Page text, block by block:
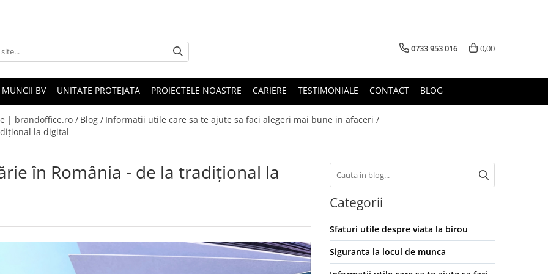
0733 953 016 0,00
MUNCII BV UNITATE PROTEJATA PROIECTELE NOASTRE CARIERE TESTIMONIALE CONTACT BLOG
| brandoffice.ro / Blog / Informatii utile care sa te ajute sa faci alegeri mai bune in afaceri /
la digital
în România - de la tradițional la
Categorii
Sfaturi utile despre viata la birou
Siguranta la locul de munca